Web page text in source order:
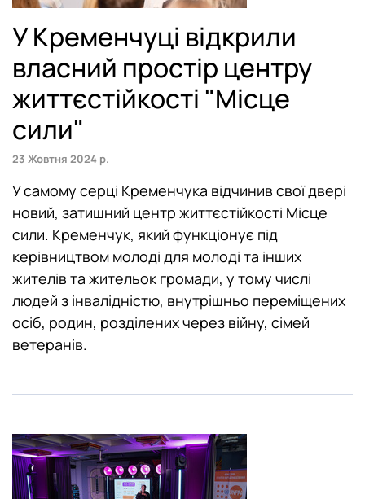
Львів
Маріуполь
Мелітополь
Миколаїв
Ніжин
Нова Одеса
Одеса
Полтава
Сміла
Тернопіль
Фастів
Херсон
У Кременчуці відкрили
власний простір центру
життєстійкості "Місце
сили"
23 Жовтня 2024 р.
У самому серці Кременчука відчинив свої двері
новий, затишний центр життєстійкості Місце
сили. Кременчук, який функціонує під
керівництвом молоді для молоді та інших
жителів та жительок громади, у тому числі
людей з інвалідністю, внутрішньо переміщених
осіб, родин, розділених через війну, сімей
ветеранів.